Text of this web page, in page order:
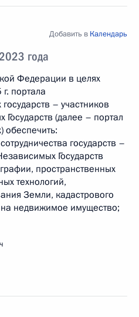
года
Добавить в Календарь
Федерации в целях
портала
– участников
(далее – портал
обеспечить:
государств –
Государств
пространственных
технологий,
Земли, кадастрового
недвижимое имущество;